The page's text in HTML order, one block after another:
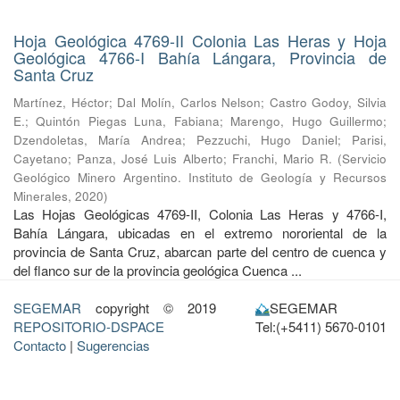
Hoja Geológica 4769-II Colonia Las Heras y Hoja
Geológica 4766-I Bahía Lángara, Provincia de
Santa Cruz
Martínez, Héctor; Dal Molín, Carlos Nelson; Castro Godoy, Silvia
E.;Quintón Piegas Luna, Fabiana; Marengo, Hugo Guillermo;
Dzendoletas, María Andrea; Pezzuchi, Hugo Daniel; Parisi,
Cayetano; Panza, José Luis Alberto; Franchi, Mario R. (Servicio
Geológico Minero Argentino. Instituto de Geología y Recursos
Minerales, 2020)
Las Hojas Geológicas 4769-II, Colonia Las Heras y 4766-I,
Bahía Lángara, ubicadas en el extremo nororiental de la
provincia de Santa Cruz, abarcan parte del centro de cuenca y
del flanco sur de la provincia geológica Cuenca ...
SEGEMAR copyright © 2019
REPOSITORIO-DSPACE
Contacto | Sugerencias
SEGEMAR
Tel:(+5411) 5670-0101